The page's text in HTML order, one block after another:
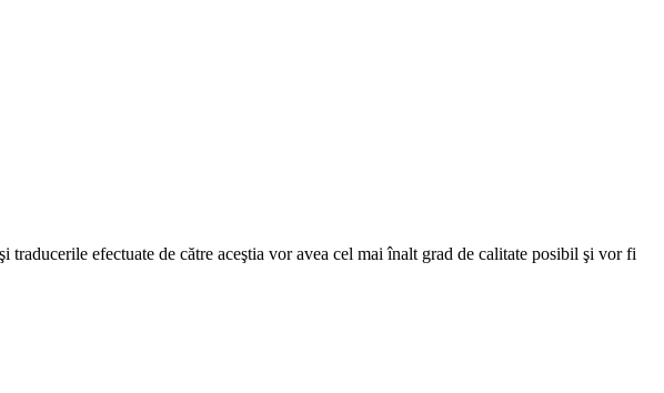
efectuate de către aceştia vor avea cel mai înalt grad de calitate posibil şi vor fi